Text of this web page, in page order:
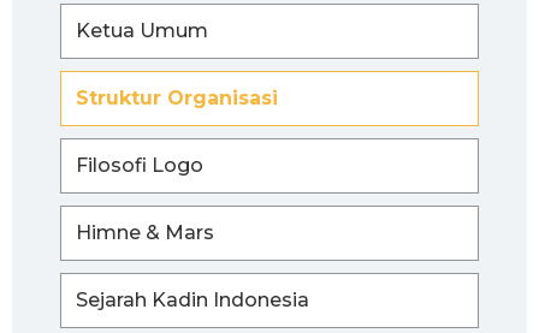
Ketua Umum
Struktur Organisasi
Filosofi Logo
Himne & Mars
Sejarah Kadin Indonesia